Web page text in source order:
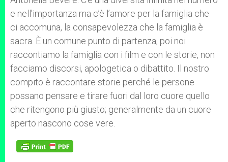
e nell’importanza ma c’è l’amore per la famiglia che
ci accomuna, la consapevolezza che la famiglia è
sacra. È un comune punto di partenza, poi noi
raccontiamo la famiglia con i film e con le storie, non
facciamo discorsi, apologetica o dibattito. Il nostro
compito è raccontare storie perché le persone
possano pensare e tirare fuori dal loro cuore quello
che ritengono più giusto; generalmente da un cuore
aperto nascono cose vere.